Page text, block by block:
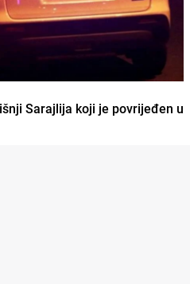
Sarajlija koji je povrijeđen u